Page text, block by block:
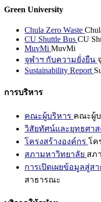
Green University
Chula Zero Waste
CU Shuttle Bus CU
MuvMi MuvMi
จุฬาฯ กับความยั่งยืน
Sustainability Report
การบริหาร
คณะผู้บริหาร คณะผู้
วิสัยทัศน์และยุทธศาส
โครงสร้างองค์กร โค
สภามหาวิทยาลัย สภ
การเปิดเผยข้อมูลสู่ส
สาธารณะ